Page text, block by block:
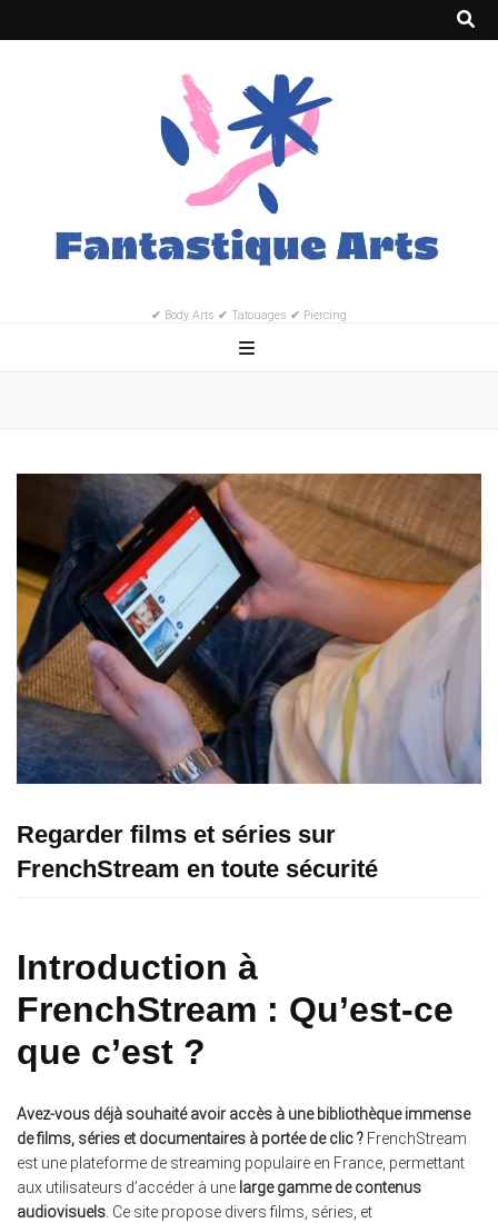
✔ Body Arts ✔ Tatouages ✔ Piercing
Regarder films et séries sur
FrenchStream en toute sécurité
Introduction à
FrenchStream : Qu’est-ce
que c’est ?
Avez-vous déjà souhaité avoir accès à une bibliothèque immense
de films, séries et documentaires à portée de clic ? FrenchStream
est une plateforme de streaming populaire en France, permettant
aux utilisateurs d’accéder à une large gamme de contenus
audiovisuels. Ce site propose divers films, séries, et